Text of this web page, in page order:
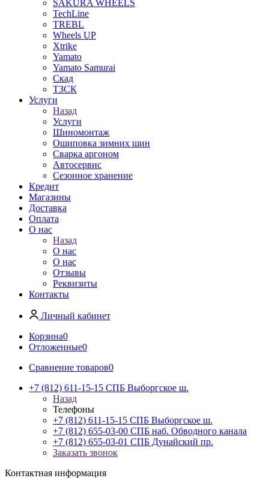
SAKURA WHEELS
TechLine
TREBL
Wheels UP
Xtrike
Yamato
Yamato Samurai
Скад
ТЗСК
Услуги
Назад
Услуги
Шиномонтаж
Ошиповка зимних шин
Сварка аргоном
Автосервис
Сезонное хранение
Кредит
Магазины
Доставка
Оплата
О нас
Назад
О нас
О нас
Отзывы
Реквизиты
Контакты
Личный кабинет
Корзина0
Отложенные0
Сравнение товаров0
+7 (812) 611-15-15 СПБ Выборгское ш.
Назад
Телефоны
+7 (812) 611-15-15 СПБ Выборгское ш.
+7 (812) 655-03-00 СПБ наб. Обводного канала
+7 (812) 655-03-01 СПБ Дунайский пр.
Заказать звонок
Контактная информация